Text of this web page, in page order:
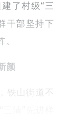
了村级“三
干部坚持下
颜
铁山街道不